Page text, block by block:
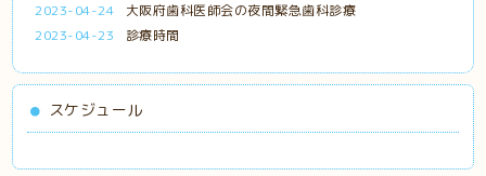
2023-04-24
大阪府歯科医師会の夜間緊急歯科診療
2023-04-23
診療時間
スケジュール